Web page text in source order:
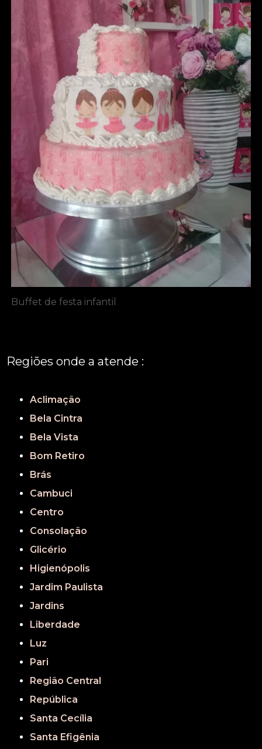
Buffet de festa infantil
Regiões onde a atende :
Aclimação
Bela Cintra
Bela Vista
Bom Retiro
Brás
Cambuci
Centro
Consolação
Glicério
Higienópolis
Jardim Paulista
Jardins
Liberdade
Luz
Pari
Região Central
República
Santa Cecília
Santa Efigênia